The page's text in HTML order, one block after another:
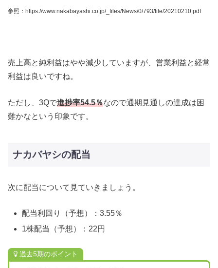
参照：https://www.nakabayashi.co.jp/_files/News/0/793/file/20210210.pdf
売上高と純利益はやや減少していますが、営業利益と経常
利益は良いですね。
ただし、3Qで進捗率54.5％なので通期見通しの達成は困
難かなという印象です。
ナカバヤシの配当
次に配当について見ていきましょう。
配当利回り（予想）：3.55％
1株配当（予想）：22円
過去5期のポイント